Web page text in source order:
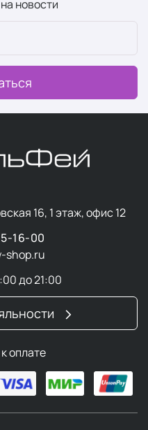
новости
16, 1 этаж, офис 12
16-00
shop.ru
до 21:00
оплате